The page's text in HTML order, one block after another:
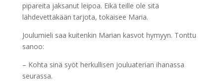
pipareita jaksanut leipoa. Eikä teille ole sitä
lähdevettäkään tarjota, tokaisee Maria.
Joulumieli saa kuitenkin Marian kasvot hymyyn. Tonttu
sanoo:
– Kohta sinä syöt herkullisen jouluaterian ihanassa
seurassa.